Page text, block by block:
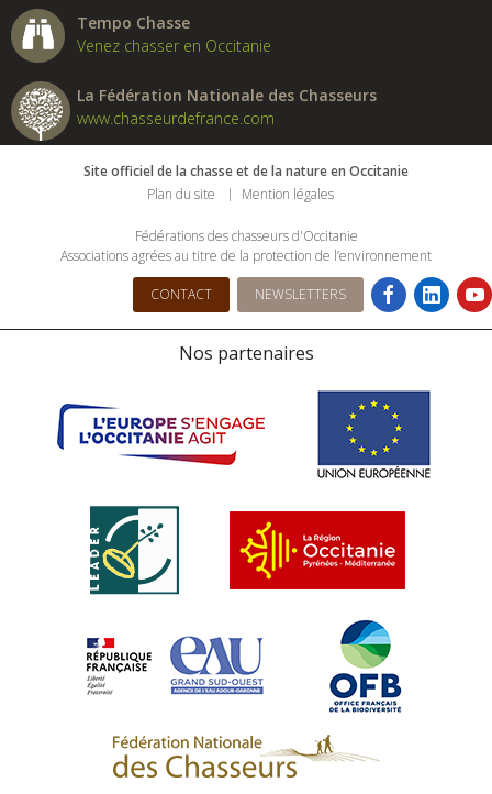
Tempo Chasse
Venez chasser en Occitanie
La Fédération Nationale des Chasseurs
www.chasseurdefrance.com
Site officiel de la chasse et de la nature en Occitanie
Plan du site
Mention légales
Fédérations des chasseurs d'Occitanie
Associations agrées au titre de la protection de l’environnement
CONTACT NEWSLETTERS
Nos partenaires